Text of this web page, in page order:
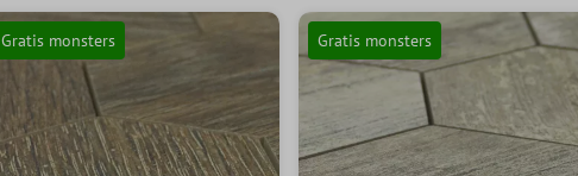
Gratis monsters Gratis monsters